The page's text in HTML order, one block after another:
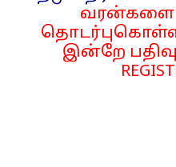
வரன்களை
இன்றே